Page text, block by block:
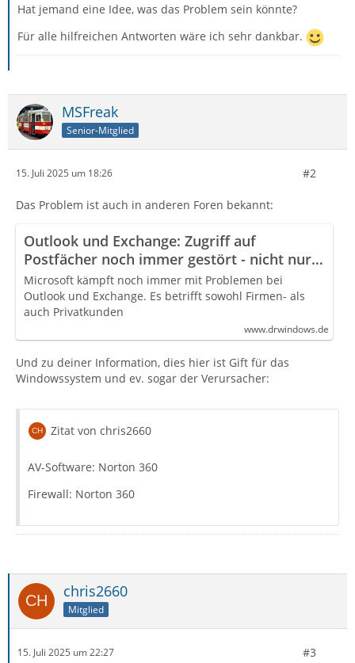
Hat jemand eine Idee, was das Problem sein könnte?
Für alle hilfreichen Antworten wäre ich sehr dankbar.
MSFreak
Senior-Mitglied
15. Juli 2025 um 18:26 #2
Das Problem ist auch in anderen Foren bekannt:
Outlook und Exchange: Zugriff auf
Postfächer noch immer gestört - nicht nur
bei Privatkunden
Microsoft kämpft noch immer mit Problemen bei
Outlook und Exchange. Es betrifft sowohl Firmen- als
auch Privatkunden
www.drwindows.de
Und zu deiner Information, dies hier ist Gift für das
Windowssystem und ev. sogar der Verursacher:
Zitat von chris2660
AV-Software: Norton 360
Firewall: Norton 360
chris2660
Mitglied
15. Juli 2025 um 22:27 #3